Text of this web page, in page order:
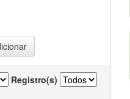
Registro(s)